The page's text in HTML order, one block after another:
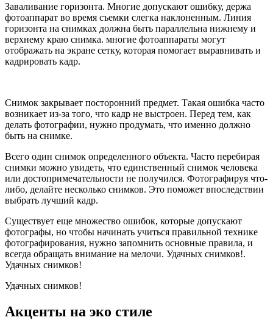
Заваливание горизонта. Многие допускают ошибку, держа
фотоаппарат во время съемки слегка наклоненным. Линия
горизонта на снимках должна быть параллельна нижнему и
верхнему краю снимка. многие фотоаппараты могут
отображать на экране сетку, которая помогает выравнивать и
кадрировать кадр.
Снимок закрывает посторонний предмет. Такая ошибка часто
возникает из-за того, что кадр не выстроен. Перед тем, как
делать фотографии, нужно продумать, что именно должно
быть на снимке.
Всего один снимок определенного объекта. Часто перебирая
снимки можно увидеть, что единственный снимок человека
или достопримечательности не получился. Фотографируя что-
либо, делайте несколько снимков. Это поможет впоследствии
выбрать лучший кадр.
Существует еще множество ошибок, которые допускают
фотографы, но чтобы начинать учиться правильной технике
фотографирования, нужно запомнить основные правила, и
всегда обращать внимание на мелочи. Удачных снимков!.
Удачных снимков!
Удачных снимков!
Акценты на эко стиле